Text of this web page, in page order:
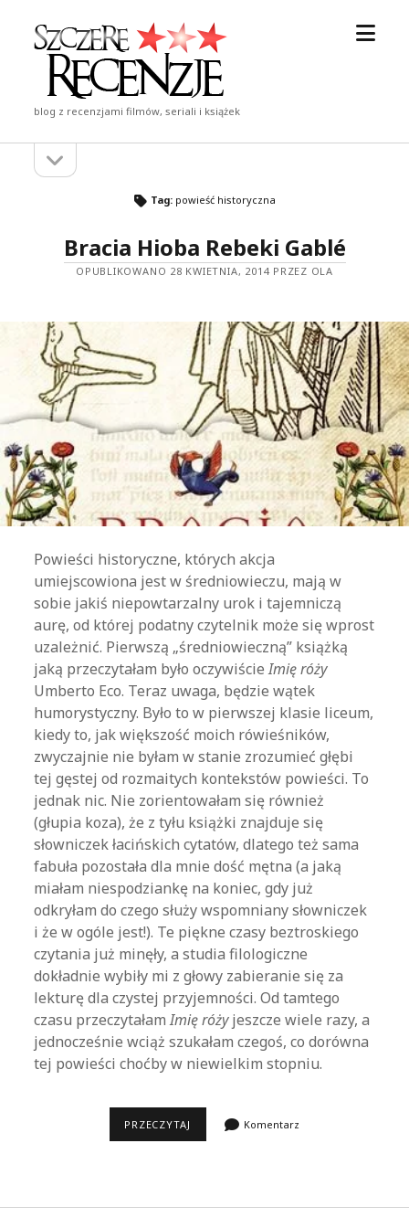
Szczere
Recenzje
blog z recenzjami filmów, seriali i książek
Pasekpasek
Tag: powieść historyczna
Bracia Hioba Rebeki Gablé
OPUBLIKOWANO 28 KWIETNIA, 2014 PRZEZ OLA
Powieści historyczne, których akcja
umiejscowiona jest w średniowieczu, mają w
sobie jakiś niepowtarzalny urok i tajemniczą
aurę, od której podatny czytelnik może się wprost
uzależnić. Pierwszą „średniowieczną” książką
jaką przeczytałam było oczywiścieImię róży
Umberto Eco. Teraz uwaga, będzie wątek
humorystyczny. Było to w pierwszej klasie liceum,
kiedy to, jak większość moich rówieśników,
zwyczajnie nie byłam w stanie zrozumieć głębi
tej gęstej od rozmaitych kontekstów powieści. To
jednak nic. Nie zorientowałam się również
(głupia koza), że z tyłu książki znajduje się
słowniczek łacińskich cytatów, dlatego też sama
fabuła pozostała dla mnie dość mętna (a jaką
miałam niespodziankę na koniec, gdy już
odkryłam do czego służy wspomniany słowniczek
i że w ogóle jest!). Te piękne czasy beztroskiego
czytania już minęły, a studia filologiczne
dokładnie wybiły mi z głowy zabieranie się za
lekturę dla czystej przyjemności. Od tamtego
czasu przeczytałamImię różyjeszcze wiele razy, a
jednocześnie wciąż szukałam czegoś, co dorówna
tej powieści choćby w niewielkim stopniu.
PRZECZYTAJ BRACIA
Komentarz